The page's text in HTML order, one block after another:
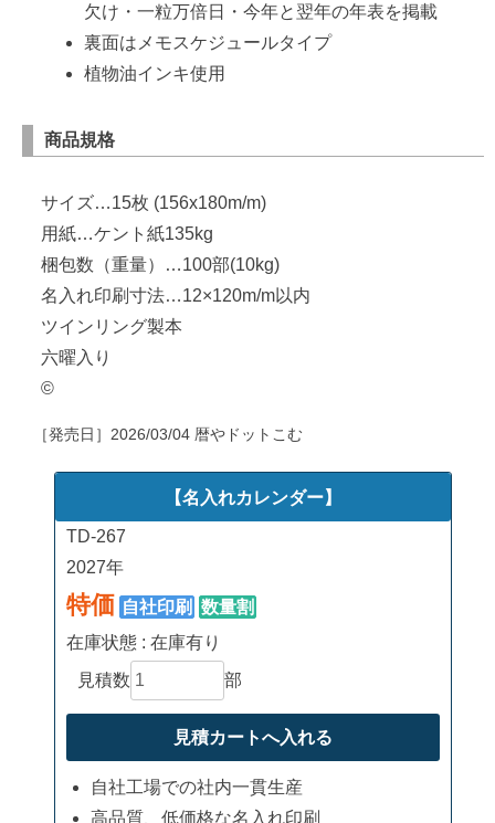
欠け・一粒万倍日・今年と翌年の年表を掲載
裏面はメモスケジュールタイプ
植物油インキ使用
商品規格
サイズ…15枚 (156x180m/m)
用紙…ケント紙135kg
梱包数（重量）…100部(10kg)
名入れ印刷寸法…12×120m/m以内
ツインリング製本
六曜入り
©
［発売日］ 2026/03/04 暦やドットこむ
【名入れカレンダー】
TD-267
2027年
特価 自社印刷
数量割
在庫状態 : 在庫有り
見積数
部
自社工場での社内一貫生産
高品質、低価格な名入れ印刷